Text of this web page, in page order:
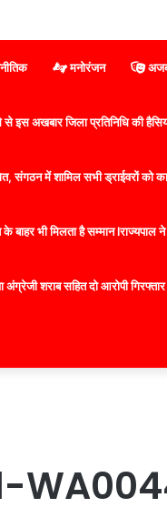
मनोरंजन
इस अखबार जिला प्रतिनिधि की
संगठन में शामिल सभी ड्राईवरों को
बाहर भी मिलता है सम्मान
अंग्रेजी शराब सहित दो आरोपी गिरफ्तार